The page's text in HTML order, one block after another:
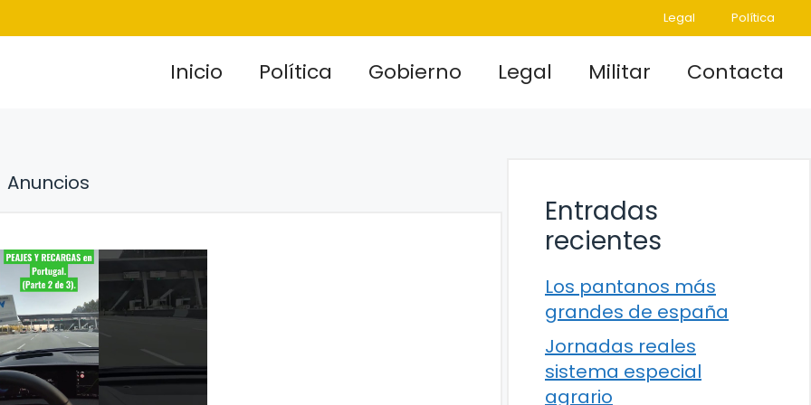
Legal Política
Inicio Política Gobierno Legal Militar Contacta
Anuncios
Entradas
recientes
Los pantanos más
grandes de españa
Jornadas reales
sistema especial
agrario